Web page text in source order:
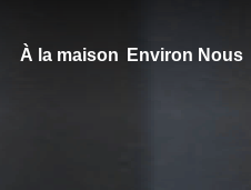
À la maison Environ Nous